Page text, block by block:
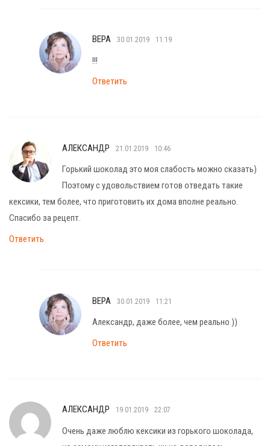
ВЕРА 30.01.2019 11:19
!!!
Ответить
АЛЕКСАНДР 21.01.2019 10:46
Горький шоколад это моя слабость можно сказать)
Поэтому с удовольствием готов отведать такие
кексики, тем более, что приготовить их дома вполне реально.
Спасибо за рецепт.
Ответить
ВЕРА 30.01.2019 11:21
Александр, даже более, чем реально ))
Ответить
АЛЕКСАНДР 19.01.2019 22:07
Очень даже люблю кексики из горького шоколада,